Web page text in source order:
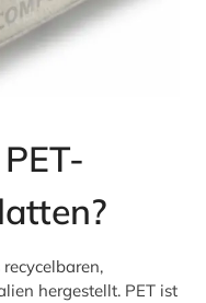
hergestellt. PET ist